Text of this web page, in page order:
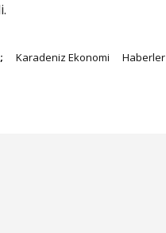
Karadeniz Ekonomi Haberler